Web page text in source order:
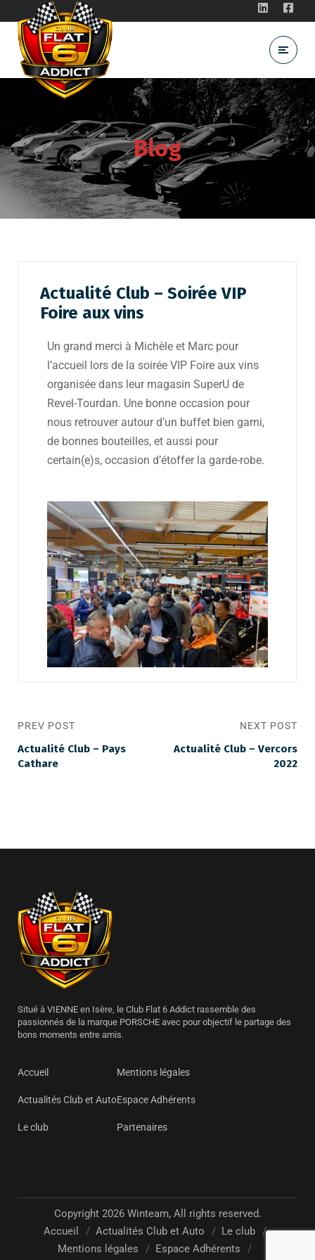
Blog
Actualité Club – Soirée VIP
Foire aux vins
Un grand merci à Michèle et Marc pour
l’accueil lors de la soirée VIP Foire aux vins
organisée dans leur magasin SuperU de
Revel-Tourdan. Une bonne occasion pour
nous retrouver autour d’un buffet bien garni,
de bonnes bouteilles, et aussi pour
certain(e)s, occasion d’étoffer la garde-robe.
PREV POST
Actualité Club – Pays
Cathare
NEXT POST
Actualité Club – Vercors
2022
Situé à VIENNE en Isère, le Club Flat 6 Addict rassemble des
passionnés de la marque PORSCHE avec pour objectif le partage des
bons moments entre amis.
Accueil
Actualités Club et Auto
Le club
Mentions légales
Espace Adhérents
Partenaires
Copyright 2026 Winteam, All rights reserved.
Accueil
Actualités Club et Auto
Le club
Mentions légales
Espace Adhérents